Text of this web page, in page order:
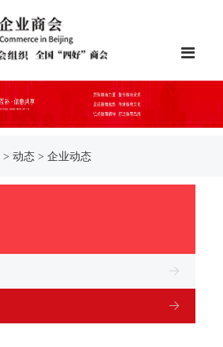
> 动态 > 企业动态